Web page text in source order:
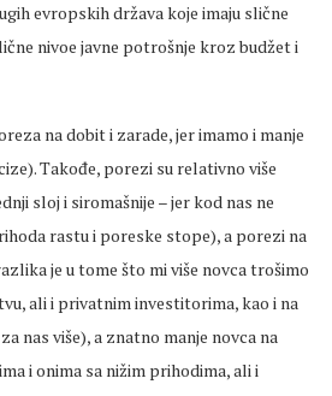
evropskih država koje imaju slične
nivoe javne potrošnje kroz budžet i
na dobit i zarade, jer imamo i manje
Takođe, porezi su relativno više
sloj i siromašnije – jer kod nas ne
rastu i poreske stope), a porezi na
je u tome što mi više novca trošimo
ali i privatnim investitorima, kao i na
nas više), a znatno manje novca na
i onima sa nižim prihodima, ali i